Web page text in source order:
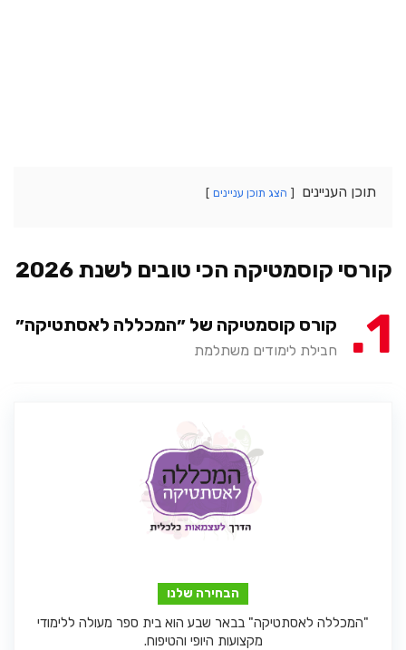
תוכן העניינים הצג תוכן עניינים
קורסי קוסמטיקה הכי טובים לשנת 2026
1 קורס קוסמטיקה של ״המכללה לאסתטיקה״
חבילת לימודים משתלמת
הבחירה שלנו
"המכללה לאסתטיקה" בבאר שבע הוא בית ספר מעולה ללימודי
מקצועות היופי והטיפוח.